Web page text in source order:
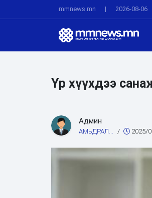
mmnews.mn | 2026-08-06
Үр хүүхдээ
Админ
АМЬДРАЛ... / 2025/